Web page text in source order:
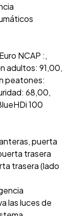
NCAP :,
adultos: 91,00,
peatones:
68,00,
100
puerta
trasera
trasera (lado
las luces de